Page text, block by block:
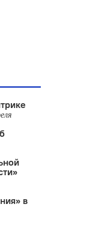
в